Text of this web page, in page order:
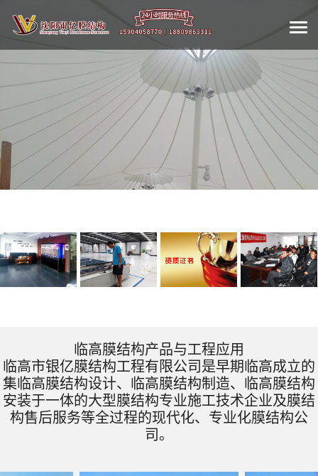
临高膜结构产品与工程应用
临高市银亿膜结构工程有限公司是早期临高成立的
集临高膜结构设计、临高膜结构制造、临高膜结构
安装于一体的大型膜结构专业施工技术企业及膜结
构售后服务等全过程的现代化、专业化膜结构公
司。